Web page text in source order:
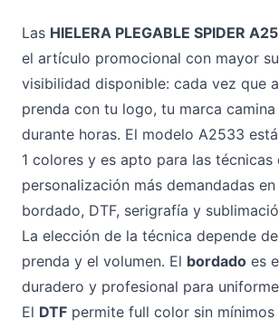
Las HIELERA PLEGABLE SPIDER
el artículo promocional con mayor
visibilidad disponible: cada vez que
prenda con tu logo, tu marca
durante horas. El modelo A2533
1 colores y es apto para las técnicas
personalización más demandadas
bordado, DTF, serigrafía y
La elección de la técnica depende
prenda y el volumen. El bordado es
duradero y profesional para
El DTF permite full color sin